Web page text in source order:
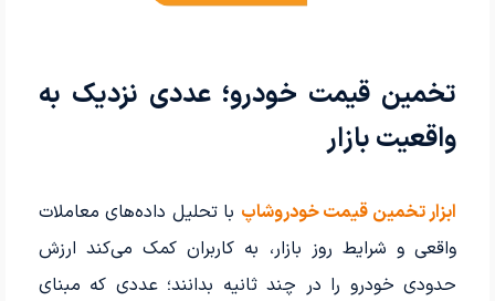
تخمین قیمت خودرو؛ عددی نزدیک به
واقعیت بازار
ابزار تخمین قیمت خودروشاپ با تحلیل داده‌های معاملات
واقعی و شرایط روز بازار، به کاربران کمک می‌کند ارزش
حدودی خودرو را در چند ثانیه بدانند؛ عددی که مبنای